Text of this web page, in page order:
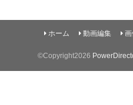
ホーム 動画編集
©Copyright2026